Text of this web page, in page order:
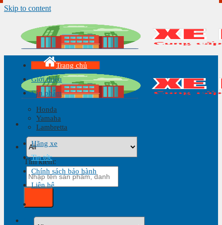
Skip to content
Tìm kiếm:
Giỏ hàng
Trang chủ
Giới thiệu
Sản phẩm
Honda
Yamaha
Lambretta
Hãng xe
Tin tức
Chính sách bảo hành
Liên hệ